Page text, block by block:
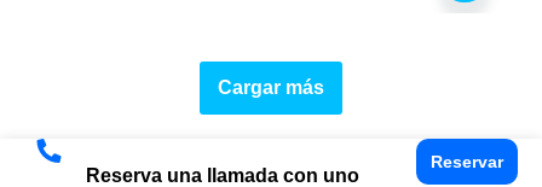
Cargar más
Reserva una llamada con uno
Reservar